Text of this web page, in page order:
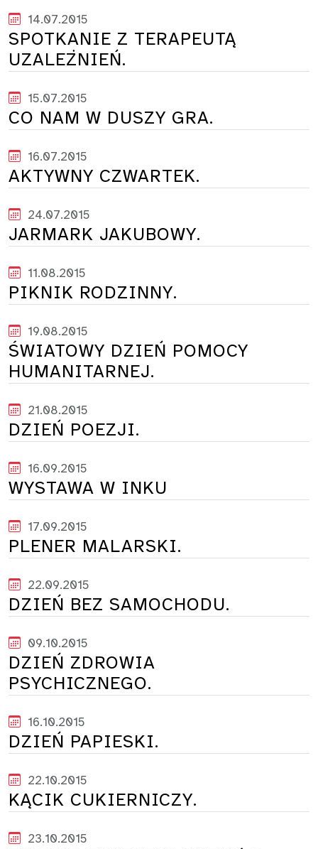
14.07.2015
SPOTKANIE Z TERAPEUTĄ
UZALEŻNIEŃ.
15.07.2015
CO NAM W DUSZY GRA.
16.07.2015
AKTYWNY CZWARTEK.
24.07.2015
JARMARK JAKUBOWY.
11.08.2015
PIKNIK RODZINNY.
19.08.2015
ŚWIATOWY DZIEŃ POMOCY
HUMANITARNEJ.
21.08.2015
DZIEŃ POEZJI.
16.09.2015
WYSTAWA W INKU
17.09.2015
PLENER MALARSKI.
22.09.2015
DZIEŃ BEZ SAMOCHODU.
09.10.2015
DZIEŃ ZDROWIA
PSYCHICZNEGO.
16.10.2015
DZIEŃ PAPIESKI.
22.10.2015
KĄCIK CUKIERNICZY.
23.10.2015